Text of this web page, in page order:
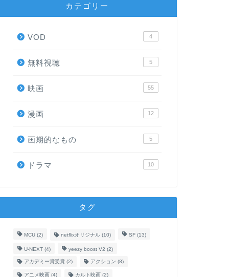
カテゴリー
VOD 4
無料視聴 5
映画 55
漫画 12
画期的なもの 5
ドラマ 10
タグ
MCU(2) netflixオリジナル(10) SF(13)
U-NEXT(4) yeezy boost V2 (2)
アカデミー賞受賞(2) アクション (8)
アニメ映画(4) カルト映画(2)